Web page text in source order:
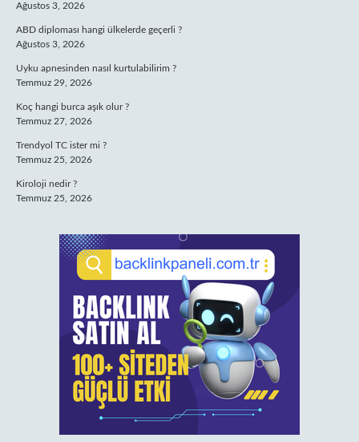
Ağustos 3, 2026
ABD diploması hangi ülkelerde geçerli ?
Ağustos 3, 2026
Uyku apnesinden nasıl kurtulabilirim ?
Temmuz 29, 2026
Koç hangi burca aşık olur ?
Temmuz 27, 2026
Trendyol TC ister mi ?
Temmuz 25, 2026
Kiroloji nedir ?
Temmuz 25, 2026